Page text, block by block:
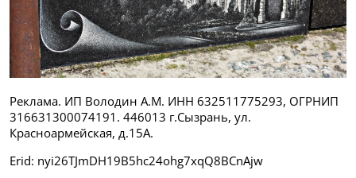
Реклама. ИП Володин А.М. ИНН 632511775293, ОГРНИП
316631300074191. 446013 г.Сызрань, ул.
Красноармейская, д.15А.
Erid: nyi26TJmDH19B5hc24ohg7xqQ8BCnAjw